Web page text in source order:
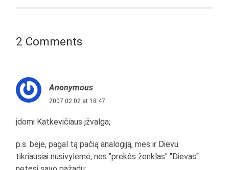
2 Comments
Anonymous
2007.02.02 at 18:47
įdomi Katkevičiaus įžvalga;
p.s. beje, pagal tą pačią analogiją, mes ir Dievu
tikriausiai nusivylėmė, nes "prekės ženklas" "Dievas"